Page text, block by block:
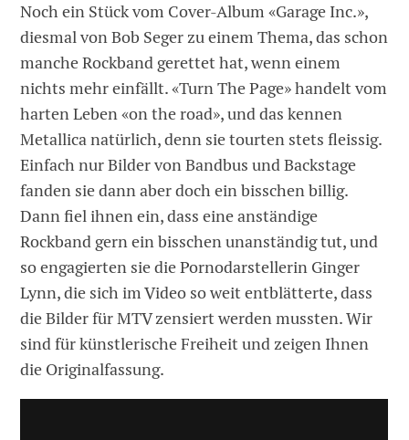
Noch ein Stück vom Cover-Album «Garage Inc.»,
diesmal von Bob Seger zu einem Thema, das schon
manche Rockband gerettet hat, wenn einem
nichts mehr einfällt. «Turn The Page» handelt vom
harten Leben «on the road», und das kennen
Metallica natürlich, denn sie tourten stets fleissig.
Einfach nur Bilder von Bandbus und Backstage
fanden sie dann aber doch ein bisschen billig.
Dann fiel ihnen ein, dass eine anständige
Rockband gern ein bisschen unanständig tut, und
so engagierten sie die Pornodarstellerin Ginger
Lynn, die sich im Video so weit entblätterte, dass
die Bilder für MTV zensiert werden mussten. Wir
sind für künstlerische Freiheit und zeigen Ihnen
die Originalfassung.